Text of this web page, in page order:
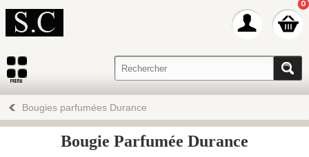
0
Bougies parfumées Durance
Bougie Parfumée Durance